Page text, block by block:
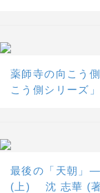
薬師寺の向こう
こう側シリーズ
最後の「天朝」
(上) 沈 志華 (